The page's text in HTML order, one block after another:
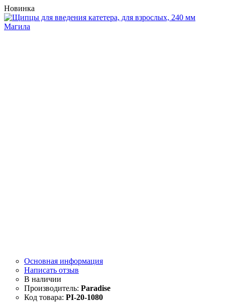
Новинка
Основная информация
Написать отзыв
Paradise
PI-20-1080